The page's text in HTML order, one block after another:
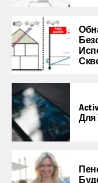
Для